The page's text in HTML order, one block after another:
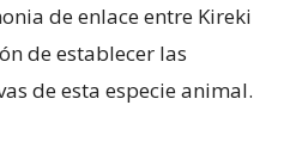
de enlace entre Kireki
de establecer las
de esta especie animal.